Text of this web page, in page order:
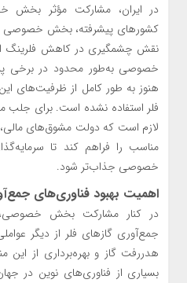
در ایران، مشارکت مؤثر بخش
کشورهای پیشرفته، بخش خصوصی
نقش چشمگیری در کاهش فلرینگ
خصوصی به‌طور محدود در برخی
هنوز به طور کامل از ظرفیت‌های
فلر استفاده نشده است. برای
لازم است که دولت مشوق‌های
مناسب را فراهم کند تا
خصوصی جذاب‌تر شود.
اهمیت بهبود فناوری‌های
در کنار مشارکت بخش خصوصی،
جمع‌آوری گازهای فلر از دیگر
هدررفت گاز و بهره‌برداری از
بسیاری از فناوری‌های نوین در